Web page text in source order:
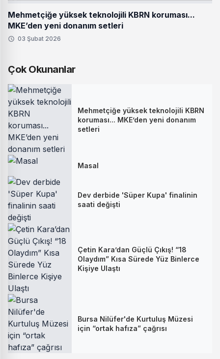
Mehmetçiğe yüksek teknolojili KBRN koruması...
MKE’den yeni donanım setleri
03 Şubat 2026
Çok Okunanlar
Mehmetçiğe yüksek teknolojili KBRN
koruması... MKE’den yeni donanım
setleri
Masal
Dev derbide 'Süper Kupa' finalinin
saati değişti
Çetin Kara’dan Güçlü Çıkış! “18
Olaydım” Kısa Sürede Yüz Binlerce
Kişiye Ulaştı
Bursa Nilüfer'de Kurtuluş Müzesi
için “ortak hafıza” çağrısı